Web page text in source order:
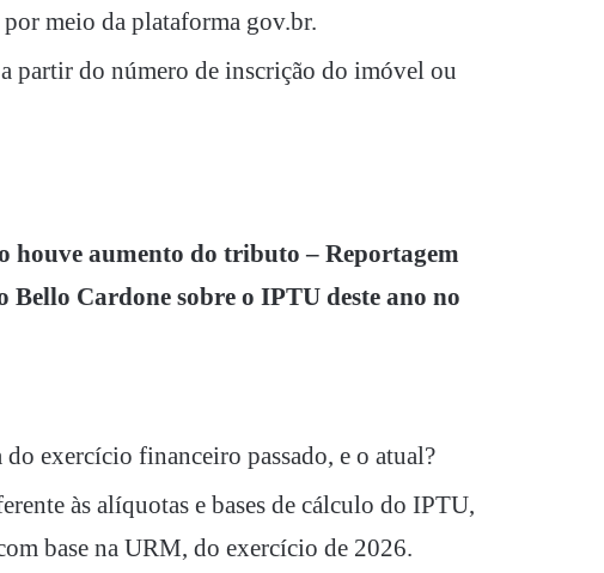
meio da plataforma gov.br.
partir do número de inscrição do imóvel ou
houve aumento do tributo – Reportagem
Cardone sobre o IPTU deste ano no
exercício financeiro passado, e o atual?
às alíquotas e bases de cálculo do IPTU,
base na URM, do exercício de 2026.